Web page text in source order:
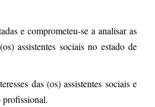
e comprometeu-se a analisar as
assistentes sociais no estado de
das (os) assistentes sociais e
profissional.